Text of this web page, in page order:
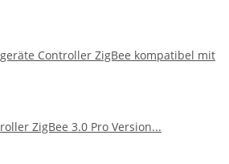
Controller ZigBee kompatibel mit